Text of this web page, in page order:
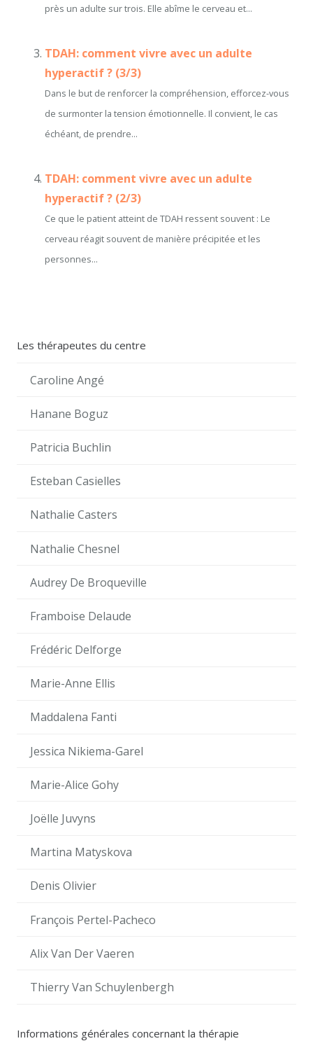
près un adulte sur trois. Elle abîme le cerveau et...
TDAH: comment vivre avec un adulte
hyperactif ? (3/3)
Dans le but de renforcer la compréhension, efforcez-vous
de surmonter la tension émotionnelle. Il convient, le cas
échéant, de prendre...
TDAH: comment vivre avec un adulte
hyperactif ? (2/3)
Ce que le patient atteint de TDAH ressent souvent : Le
cerveau réagit souvent de manière précipitée et les
personnes...
Les thérapeutes du centre
Caroline Angé
Hanane Boguz
Patricia Buchlin
Esteban Casielles
Nathalie Casters
Nathalie Chesnel
Audrey De Broqueville
Framboise Delaude
Frédéric Delforge
Marie-Anne Ellis
Maddalena Fanti
Jessica Nikiema-Garel
Marie-Alice Gohy
Joëlle Juvyns
Martina Matyskova
Denis Olivier
François Pertel-Pacheco
Alix Van Der Vaeren
Thierry Van Schuylenbergh
Informations générales concernant la thérapie